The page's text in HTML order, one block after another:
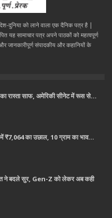
दुनिया को लाने वाला एक दैनिक पत्र है |
यह सामाचार पत्र अपने पाठकों को महत्वपूर्ण
संपादकीय और कहानियों के
रास्ता साफ, अमेरिकी सीनेट में रूस से…
₹7,064 का उछाल, 10 ग्राम का भाव…
ने बदले सुर, Gen-Z को लेकर अब कही